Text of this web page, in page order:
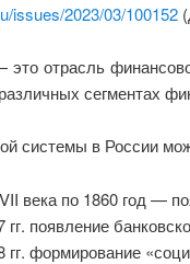
issues/2023/03/100152
отрасль
сегментах
системы в России
века по 1860 год —
гг. появление
гг. формирование